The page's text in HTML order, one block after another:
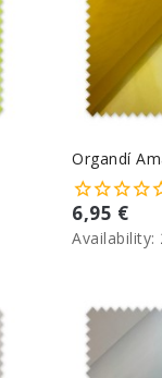
Organdí
6,95 €
Availability: